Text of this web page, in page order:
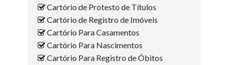
Cartório de Protesto de Títulos
Cartório de Registro de Imóveis
Cartório Para Casamentos
Cartório Para Nascimentos
Cartório Para Registro de Óbitos